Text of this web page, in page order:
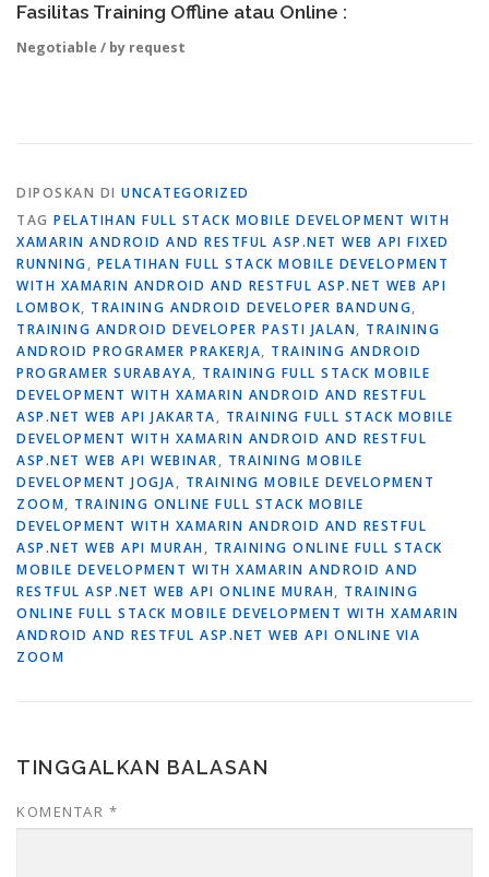
Fasilitas Training Offline atau Online :
Negotiable / by request
DIPOSKAN DI UNCATEGORIZED
TAG PELATIHAN FULL STACK MOBILE DEVELOPMENT WITH
XAMARIN ANDROID AND RESTFUL ASP.NET WEB API FIXED
RUNNING, PELATIHAN FULL STACK MOBILE DEVELOPMENT
WITH XAMARIN ANDROID AND RESTFUL ASP.NET WEB API
LOMBOK, TRAINING ANDROID DEVELOPER BANDUNG,
TRAINING ANDROID DEVELOPER PASTI JALAN, TRAINING
ANDROID PROGRAMER PRAKERJA, TRAINING ANDROID
PROGRAMER SURABAYA, TRAINING FULL STACK MOBILE
DEVELOPMENT WITH XAMARIN ANDROID AND RESTFUL
ASP.NET WEB API JAKARTA, TRAINING FULL STACK MOBILE
DEVELOPMENT WITH XAMARIN ANDROID AND RESTFUL
ASP.NET WEB API WEBINAR, TRAINING MOBILE
DEVELOPMENT JOGJA, TRAINING MOBILE DEVELOPMENT
ZOOM, TRAINING ONLINE FULL STACK MOBILE
DEVELOPMENT WITH XAMARIN ANDROID AND RESTFUL
ASP.NET WEB API MURAH, TRAINING ONLINE FULL STACK
MOBILE DEVELOPMENT WITH XAMARIN ANDROID AND
RESTFUL ASP.NET WEB API ONLINE MURAH, TRAINING
ONLINE FULL STACK MOBILE DEVELOPMENT WITH XAMARIN
ANDROID AND RESTFUL ASP.NET WEB API ONLINE VIA
ZOOM
TINGGALKAN BALASAN
KOMENTAR *